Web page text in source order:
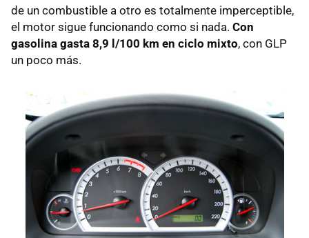
de un combustible a otro es totalmente imperceptible,
el motor sigue funcionando como si nada. Con
gasolina gasta 8,9 l/100 km en ciclo mixto, con GLP
un poco más.